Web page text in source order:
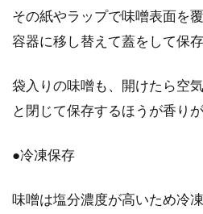
その紙やラップで味噌表面を
容器に移し替えて蓋をして保
袋入りの味噌も、開けたら空
と閉じて保存するほうが香り
●冷凍保存
味噌は塩分濃度が高いため冷